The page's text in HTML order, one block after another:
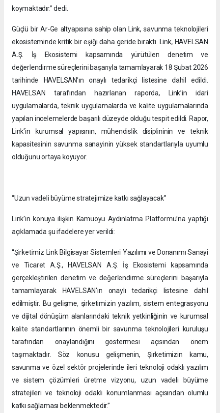
koymaktadır.” dedi.
Güçlü bir Ar-Ge altyapısına sahip olan Link, savunma teknolojileri
ekosisteminde kritik bir eşiği daha geride bıraktı. Link, HAVELSAN
A.Ş. İş Ekosistemi kapsamında yürütülen denetim ve
değerlendirme süreçlerini başarıyla tamamlayarak 18 Şubat 2026
tarihinde HAVELSAN’ın onaylı tedarikçi listesine dahil edildi.
HAVELSAN tarafından hazırlanan raporda, Link’in idari
uygulamalarda, teknik uygulamalarda ve kalite uygulamalarında
yapılan incelemelerde başarılı düzeyde olduğu tespit edildi. Rapor,
Link’in kurumsal yapısının, mühendislik disiplininin ve teknik
kapasitesinin savunma sanayinin yüksek standartlarıyla uyumlu
olduğunu ortaya koyuyor.
“Uzun vadeli büyüme stratejimize katkı sağlayacak”
Link’in konuya ilişkin Kamuoyu Aydınlatma Platformu’na yaptığı
açıklamada şu ifadelere yer verildi:
“Şirketimiz Link Bilgisayar Sistemleri Yazılımı ve Donanımı Sanayi
ve Ticaret A.Ş., HAVELSAN A.Ş. İş Ekosistemi kapsamında
gerçekleştirilen denetim ve değerlendirme süreçlerini başarıyla
tamamlayarak HAVELSAN'ın onaylı tedarikçi listesine dahil
edilmiştir. Bu gelişme, şirketimizin yazılım, sistem entegrasyonu
ve dijital dönüşüm alanlarındaki teknik yetkinliğinin ve kurumsal
kalite standartlarının önemli bir savunma teknolojileri kuruluşu
tarafından onaylandığını göstermesi açısından önem
taşımaktadır. Söz konusu gelişmenin, Şirketimizin kamu,
savunma ve özel sektör projelerinde ileri teknoloji odaklı yazılım
ve sistem çözümleri üretme vizyonu, uzun vadeli büyüme
stratejileri ve teknoloji odaklı konumlanması açısından olumlu
katkı sağlaması beklenmektedir.”